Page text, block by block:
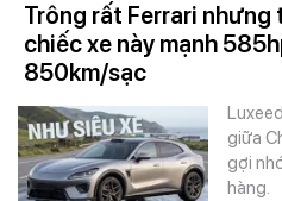
Trông rất Ferrari nhưng
chiếc xe này mạnh
850km/sạc
giữa
gợi
hàng.